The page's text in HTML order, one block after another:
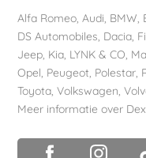
Alfa Romeo,Audi, BMW,
DS Automobiles, Dacia,
Jeep, Kia, LYNK & CO,
Opel, Peugeot, Polestar,
Toyota,Volkswagen,
Meer informatie over Dex